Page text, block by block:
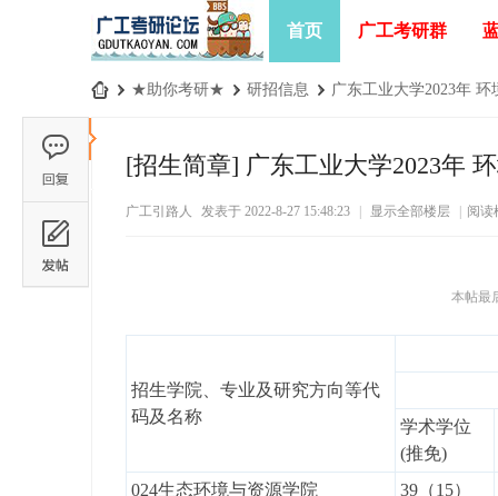
首页 广工考研群
› ★助你考研★ › 研招信息 › 广东工业大学2023年
[招生简章] 广东工业大学2023年
广工引路人 发表于 2022-8-27 15:48:23 显示全部楼层 阅读
本帖最
招生学院、专业及研究方向等代
码及名称
学术学位
(推免)
024生态环境与资源学院 39（15）